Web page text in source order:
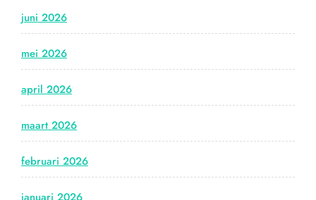
juni 2026
mei 2026
april 2026
maart 2026
februari 2026
januari 2026